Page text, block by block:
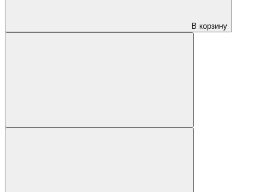
В корзину